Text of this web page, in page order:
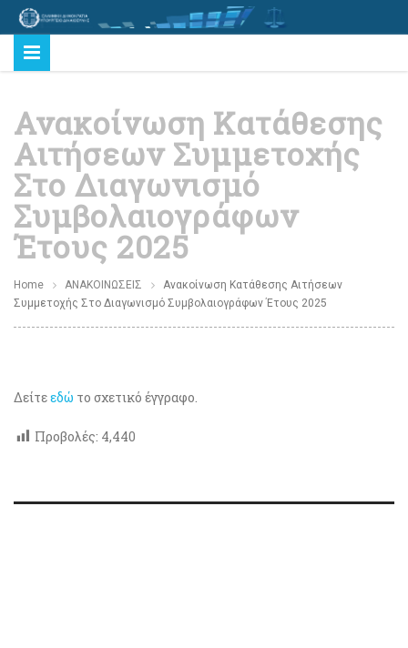
Ανακοίνωση Κατάθεσης
Αιτήσεων Συμμετοχής
Στο Διαγωνισμό
Συμβολαιογράφων
Έτους 2025
Home ΑΝΑΚΟΙΝΩΣΕΙΣ
Ανακοίνωση Κατάθεσης Αιτήσεων
Συμμετοχής Στο Διαγωνισμό Συμβολαιογράφων Έτους 2025
Δείτεεδώ το σχετικό έγγραφο.
Προβολές: 4,440